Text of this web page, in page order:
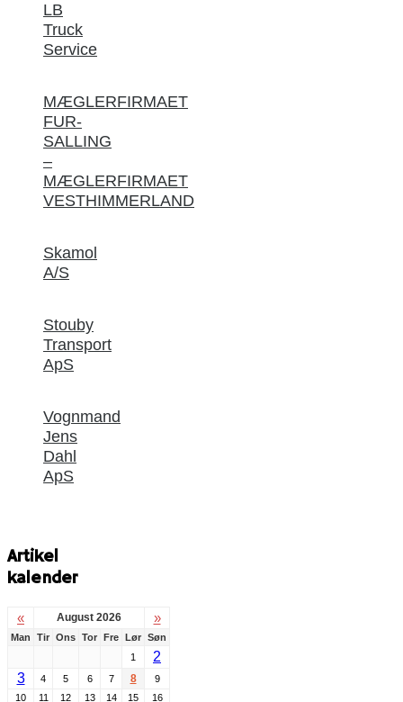
LB
Truck
Service
MÆGLERFIRMAET
FUR-
SALLING
–
MÆGLERFIRMAET
VESTHIMMERLAND
Skamol
A/S
Stouby
Transport
ApS
Vognmand
Jens
Dahl
ApS
Artikel
kalender
« August 2026 »
Man Tir Ons Tor Fre Lør Søn
1
2
3
4 5 6 7 8
9
10
11 12 13 14 15 16